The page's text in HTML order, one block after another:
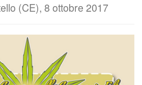
(CE), 8 ottobre 2017